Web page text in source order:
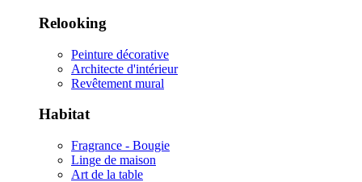
Relooking
Peinture décorative
Architecte d'intérieur
Revêtement mural
Habitat
Fragrance - Bougie
Linge de maison
Art de la table